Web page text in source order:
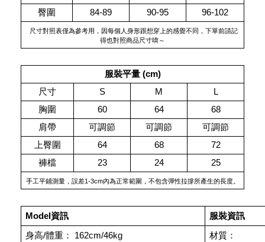
臀圍
84-89 90-95 96-102
得也對照商品尺寸唷～
服裝平量 (cm)
尺寸
S M
L
胸圍
60 64
68
肩帶
可調節 可調節
可調節
上臀圍
64 68
72
褲檔
23 24 25
手工平鋪測量，誤差1-3cm內為正常範圍，不包含彈性拉撐所產生的長度。
Model資訊 服裝資訊
身高/體重： 162cm/46kg
材質：